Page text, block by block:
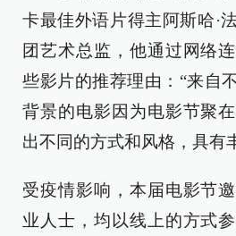
卡最佳外语片得主阿斯哈·
团艺术总监，他通过网络
些影片的推荐理由：“来自
背景的电影因为电影节聚
出不同的方式和风格，具有
受疫情影响，本届电影节
业人士，均以线上的方式